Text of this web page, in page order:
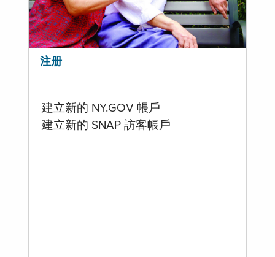
注册
建立新的 NY.GOV 帳戶
建立新的 SNAP 訪客帳戶